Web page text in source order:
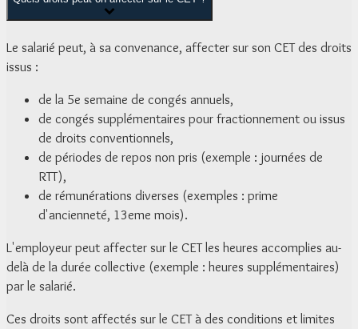
Le salarié peut, à sa convenance, affecter sur son CET des droits
issus :
de la 5e semaine de congés annuels,
de congés supplémentaires pour fractionnement ou issus
de droits conventionnels,
de périodes de repos non pris (exemple : journées de
RTT),
de rémunérations diverses (exemples : prime
d'ancienneté, 13eme mois).
L'employeur peut affecter sur le CET les heures accomplies au-
delà de la durée collective (exemple : heures supplémentaires)
par le salarié.
Ces droits sont affectés sur le CET à des conditions et limites